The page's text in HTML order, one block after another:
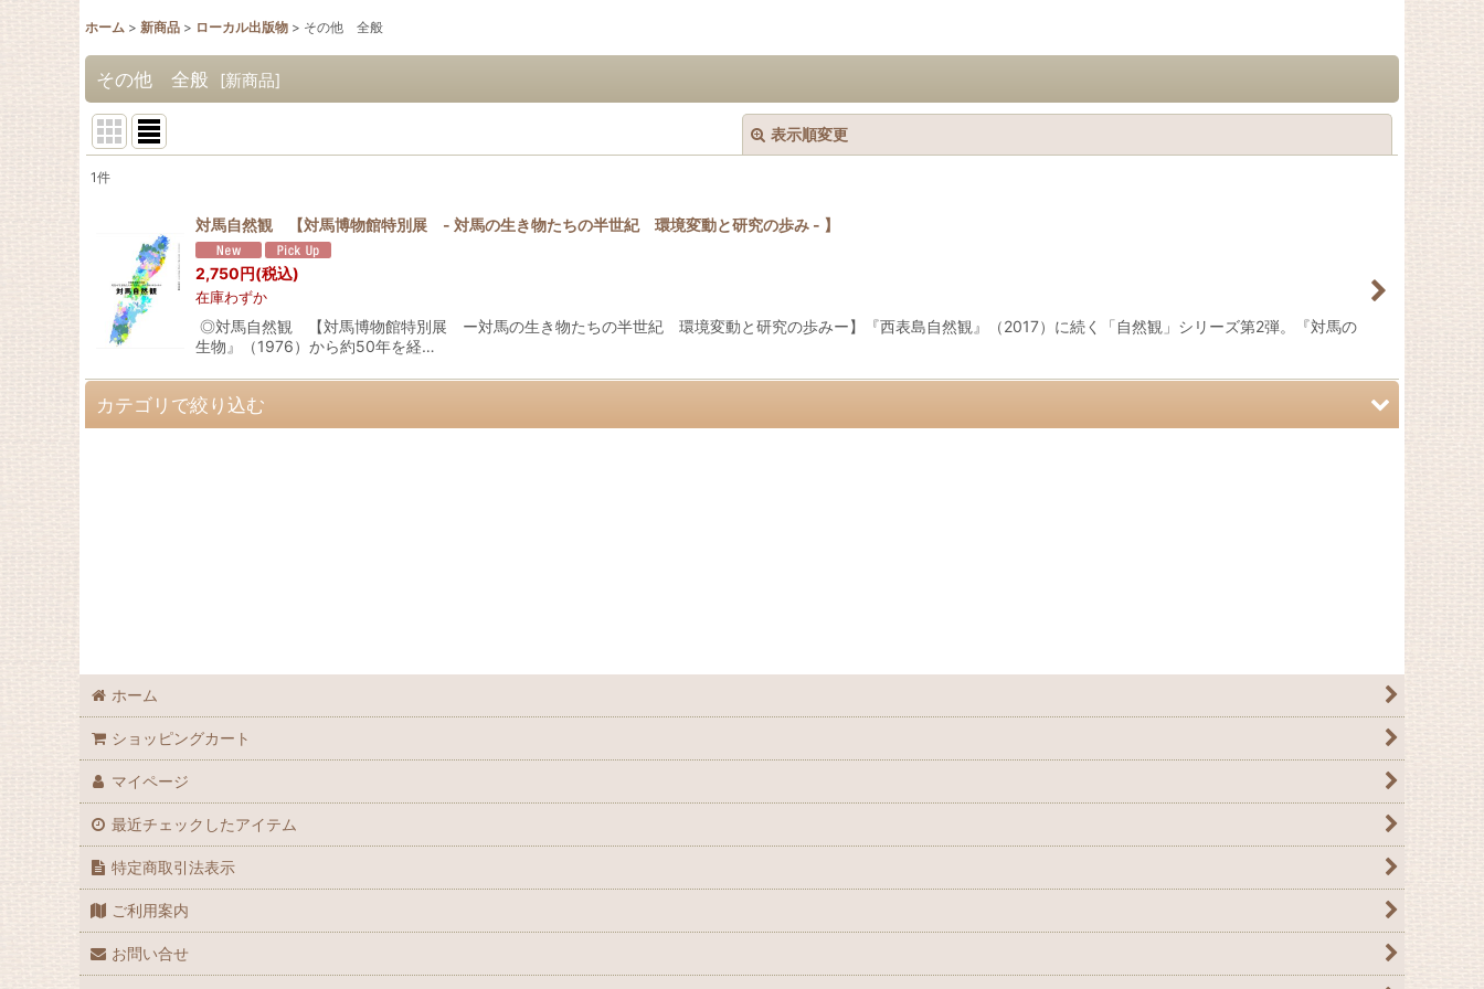
ホーム > 新商品 > ローカル出版物 > その他 全般
その他 全般 [新商品]
表示順変更
並び順:
絞り込む
1件
対馬自然観 【対馬博物館特別展 - 対馬の生き物たちの半世紀 環境変動と研究の歩み - 】
2,750円(税込)
在庫わずか
◎対馬自然観 【対馬博物館特別展 ー対馬の生き物たちの半世紀 環境変動と研究の歩みー】『西表島自然観』（2017）に続く「自然観」シリーズ第2弾。『対馬の
生物』（1976）から約50年を経…
カテゴリで絞り込む
その他 全般
ホーム
ショッピングカート
マイページ
最近チェックしたアイテム
特定商取引法表示
ご利用案内
お問い合せ